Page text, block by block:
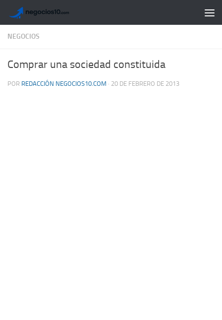
Saltar al contenido
NEGOCIOS
Comprar una sociedad constituida
POR REDACCIÓN NEGOCIOS10.COM · 20 DE FEBRERO DE 2013